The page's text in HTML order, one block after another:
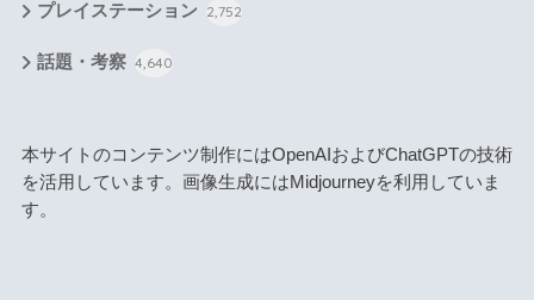
プレイステーション 2,752
話題・考察 4,640
本サイトのコンテンツ制作にはOpenAIおよびChatGPTの技術
を活用しています。画像生成にはMidjourneyを利用していま
す。